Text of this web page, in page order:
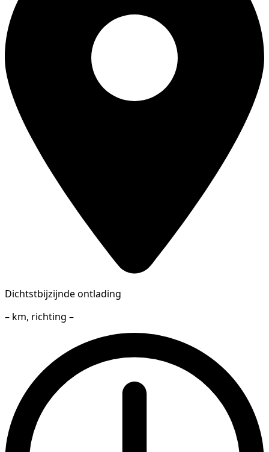
Dichtstbijzijnde ontlading
– km, richting –